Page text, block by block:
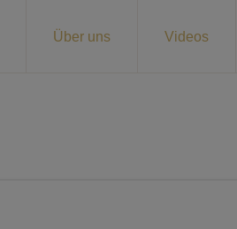
Über uns Videos